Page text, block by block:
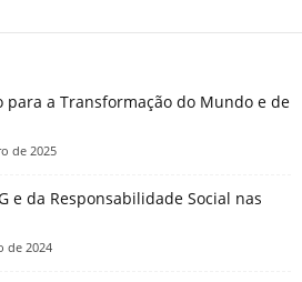
para a Transformação do Mundo e de
de 2025
e da Responsabilidade Social nas
de 2024